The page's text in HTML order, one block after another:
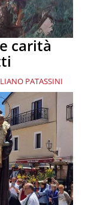
carità
PATASSINI